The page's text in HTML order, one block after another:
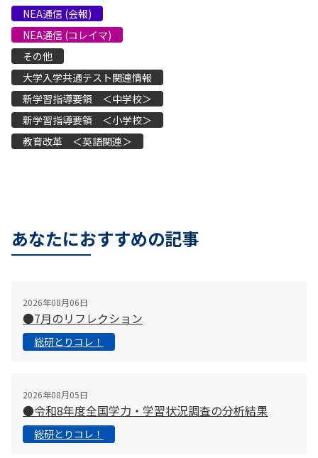
NEA通信 (会報)
NEA通信 (コレイマ)
その他
大学入学共通テスト関連情報
新学習指導要領 ＜中学校＞
新学習指導要領 ＜小学校＞
教育改革 ＜英語関連＞
あなたにおすすめの記事
2026年08月06日
●7月のリフレクション
総研とりコレ！
2026年08月05日
●令和8年度全国学力・学習状況調査の分析結果
総研とりコレ！